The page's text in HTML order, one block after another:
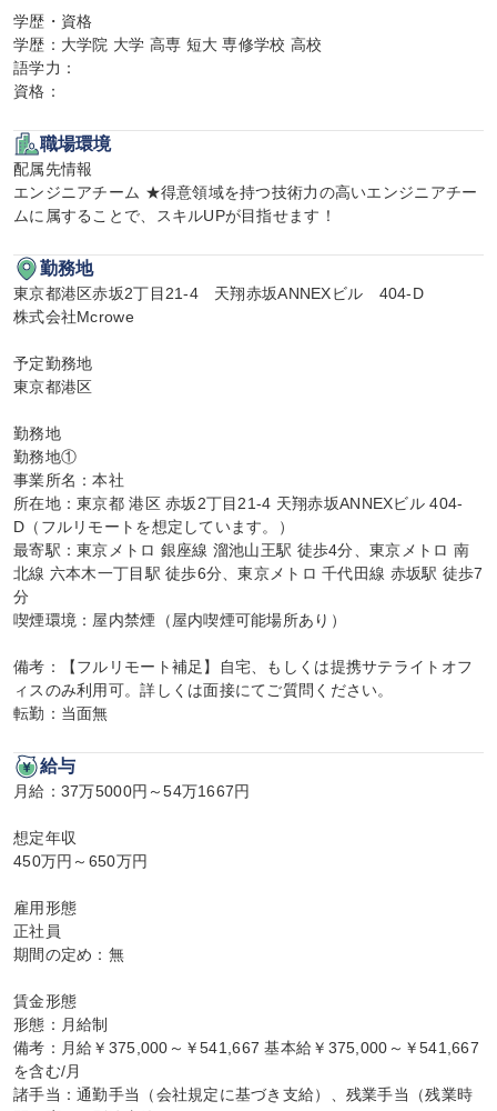
学歴・資格
学歴：大学院 大学 高専 短大 専修学校 高校
語学力：
資格：
職場環境
配属先情報
エンジニアチーム ★得意領域を持つ技術力の高いエンジニアチー
ムに属することで、スキルUPが目指せます！
勤務地
東京都港区赤坂2丁目21-4　天翔赤坂ANNEXビル　404-D
株式会社Mcrowe
予定勤務地
東京都港区
勤務地
勤務地①
事業所名：本社
所在地：東京都 港区 赤坂2丁目21-4 天翔赤坂ANNEXビル 404-
D（フルリモートを想定しています。）
最寄駅：東京メトロ 銀座線 溜池山王駅 徒歩4分、東京メトロ 南
北線 六本木一丁目駅 徒歩6分、東京メトロ 千代田線 赤坂駅 徒歩7
分
喫煙環境：屋内禁煙（屋内喫煙可能場所あり）
備考：【フルリモート補足】自宅、もしくは提携サテライトオフ
ィスのみ利用可。詳しくは面接にてご質問ください。
転勤：当面無
給与
月給：37万5000円～54万1667円
想定年収
450万円～650万円
雇用形態
正社員
期間の定め：無
賃金形態
形態：月給制
備考：月給￥375,000～￥541,667 基本給￥375,000～￥541,667
を含む/月
諸手当：通勤手当（会社規定に基づき支給）、残業手当（残業時